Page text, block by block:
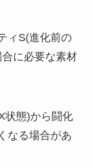
ィS(進化前の
に必要な素材
状態)から闘化
なる場合があ